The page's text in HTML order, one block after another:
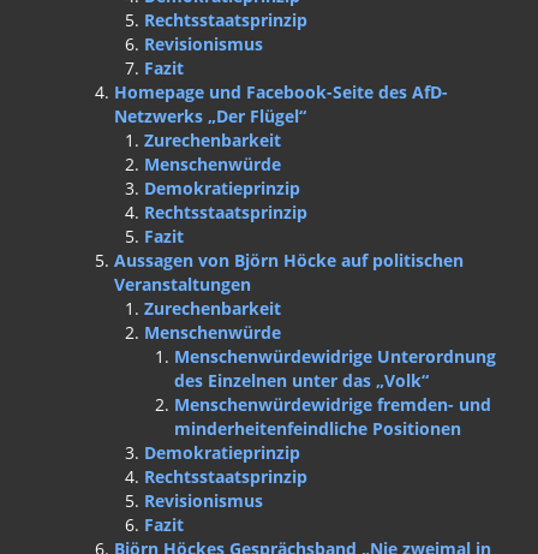
Rechtsstaatsprinzip
Revisionismus
Fazit
Homepage und Facebook-Seite des AfD-
Netzwerks „Der Flügel“
Zurechenbarkeit
Menschenwürde
Demokratieprinzip
Rechtsstaatsprinzip
Fazit
Aussagen von Björn Höcke auf politischen
Veranstaltungen
Zurechenbarkeit
Menschenwürde
Menschenwürdewidrige Unterordnung
des Einzelnen unter das „Volk“
Menschenwürdewidrige fremden- und
minderheitenfeindliche Positionen
Demokratieprinzip
Rechtsstaatsprinzip
Revisionismus
Fazit
Björn Höckes Gesprächsband „Nie zweimal in